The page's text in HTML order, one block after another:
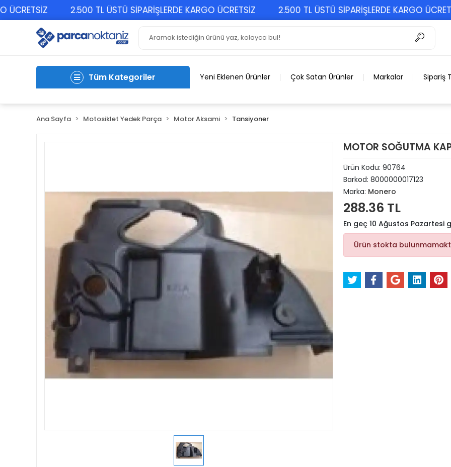
2.500 TL ÜSTÜ SİPARİŞLERDE KARGO ÜCRETSİZ 2.500 TL ÜSTÜ SİPARİŞLERDE KARGO ÜCRETSİZ
Tüm Kategoriler Yeni Eklenen Ürünler Çok Satan Ürünler Markalar Sipariş
Ana Sayfa Motosiklet Yedek Parça Motor Aksami Tansiyoner
MOTOR SOĞUTMA
Ürün Kodu: 90764
Barkod: 8000000017123
Marka: Monero
288.36 TL
En geç 10 Ağustos Pazartesi
Ürün stokta